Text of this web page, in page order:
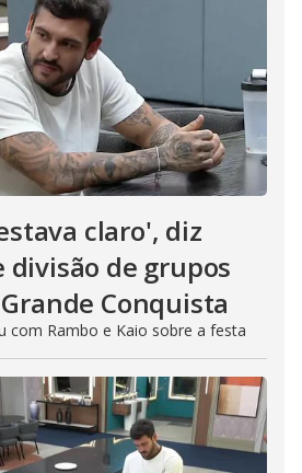
claro', diz
divisão de grupos
Conquista
com Rambo e Kaio sobre a festa